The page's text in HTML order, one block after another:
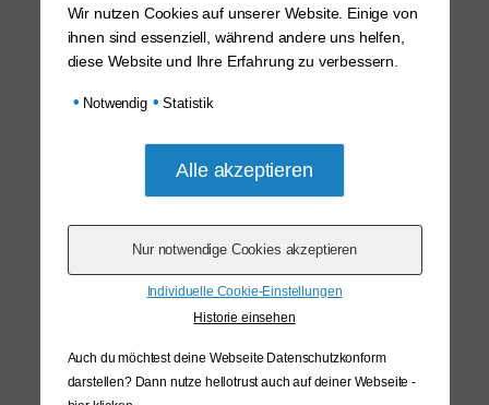
Wir nutzen Cookies auf unserer Website. Einige von
ihnen sind essenziell, während andere uns helfen,
diese Website und Ihre Erfahrung zu verbessern.
• Notwendig • Statistik
Individuelle Cookie-Einstellungen
Historie einsehen
Auch du möchtest deine Webseite Datenschutzkonform
darstellen? Dann nutze hellotrust auch auf deiner Webseite -